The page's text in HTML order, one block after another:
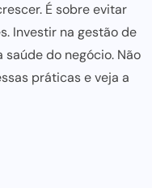
Ésobre evitar
Investir na gestão de
do negócio. Não
práticase veja a